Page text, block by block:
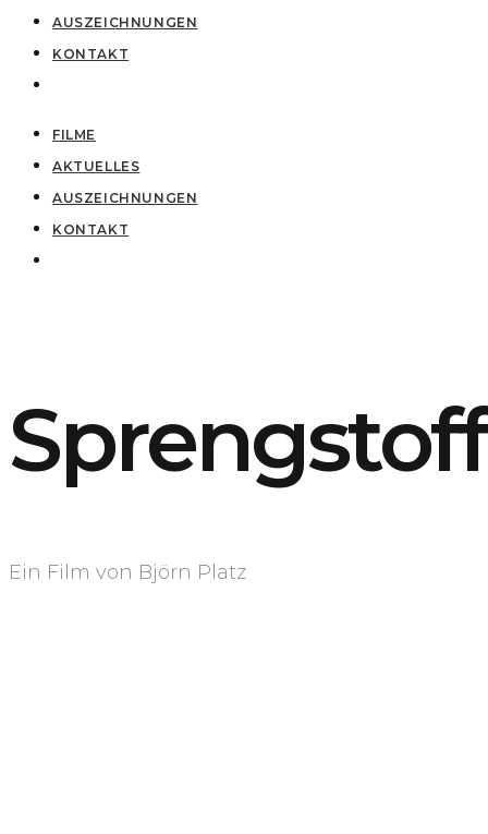
AUSZEICHNUNGEN
KONTAKT
FILME
AKTUELLES
AUSZEICHNUNGEN
KONTAKT
Ein Film von Björn Platz